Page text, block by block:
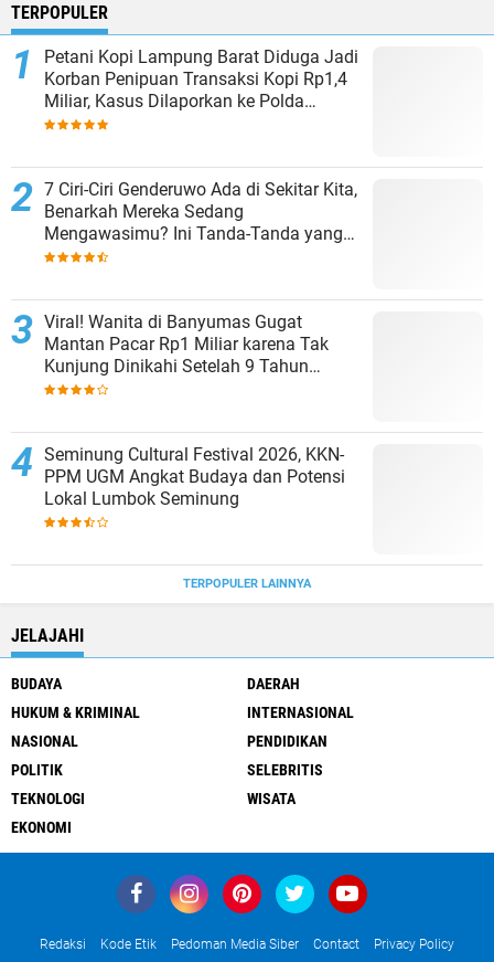
TERPOPULER
Petani Kopi Lampung Barat Diduga Jadi
Korban Penipuan Transaksi Kopi Rp1,4
Miliar, Kasus Dilaporkan ke Polda
Lampung
7 Ciri-Ciri Genderuwo Ada di Sekitar Kita,
Benarkah Mereka Sedang
Mengawasimu? Ini Tanda-Tanda yang
Sering Diabaikan
Viral! Wanita di Banyumas Gugat
Mantan Pacar Rp1 Miliar karena Tak
Kunjung Dinikahi Setelah 9 Tahun
Berpacaran
Seminung Cultural Festival 2026, KKN-
PPM UGM Angkat Budaya dan Potensi
Lokal Lumbok Seminung
TERPOPULER LAINNYA
JELAJAHI
BUDAYA
DAERAH
HUKUM & KRIMINAL
INTERNASIONAL
NASIONAL
PENDIDIKAN
POLITIK
SELEBRITIS
TEKNOLOGI
WISATA
EKONOMI
Redaksi Kode Etik Pedoman Media Siber Contact Privacy Policy